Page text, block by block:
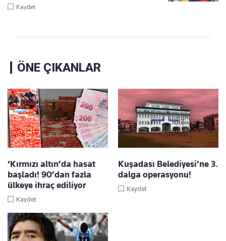
Kaydet
ÖNE ÇIKANLAR
‘Kırmızı altın’da hasat
başladı! 90’dan fazla
ülkeye ihraç ediliyor
Kaydet
Kuşadası Belediyesi'ne 3.
dalga operasyonu!
Kaydet